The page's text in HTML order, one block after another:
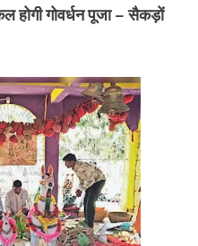
होगी गोवर्धन पूजा – सैकड़ों